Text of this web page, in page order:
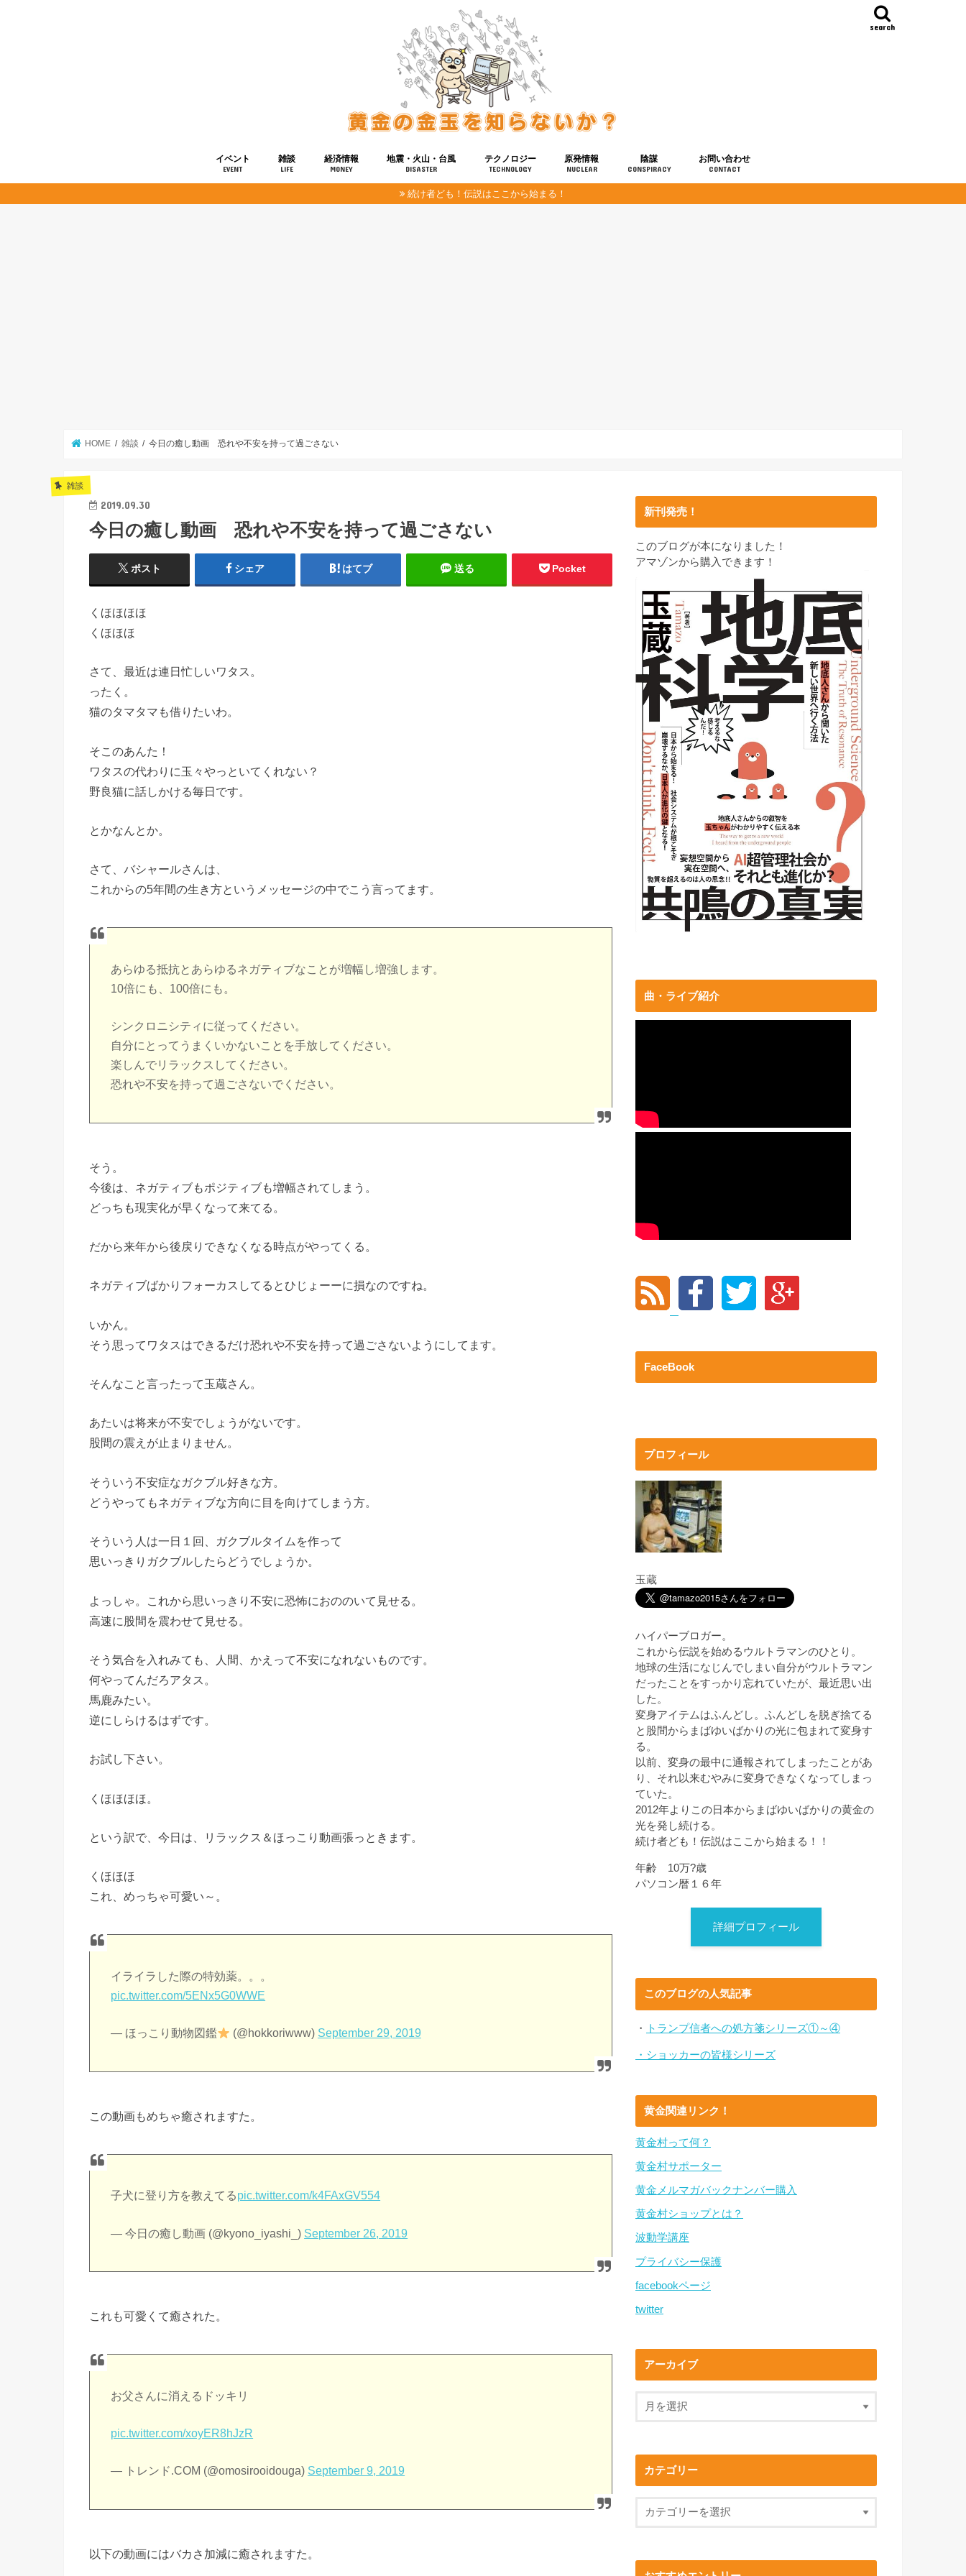
search
イベント
EVENT
雑談
LIFE
経済情報
MONEY
地震・火山・台風
DISASTER
テクノロジー
TECHNOLOGY
健康
宇宙
原発情報
NUCLEAR
陰謀
CONSPIRACY
お問い合わせ
CONTACT
続け者ども！伝説はここから始まる！
HOME 雑談 今日の癒し動画 恐れや不安を持って過ごさない
雑談
2019.09.30
今日の癒し動画 恐れや不安を持って過ごさない
ポスト シェア はてブ 送る Pocket
くほほほほ
くほほほ
さて、最近は連日忙しいワタス。
ったく。
猫のタマタマも借りたいわ。
そこのあんた！
ワタスの代わりに玉々やっといてくれない？
野良猫に話しかける毎日です。
とかなんとか。
さて、バシャールさんは、
これからの5年間の生き方というメッセージの中でこう言ってます。
あらゆる抵抗とあらゆるネガティブなことが増幅し増強します。
10倍にも、100倍にも。
シンクロニシティに従ってください。
自分にとってうまくいかないことを手放してください。
楽しんでリラックスしてください。
恐れや不安を持って過ごさないでください。
そう。
今後は、ネガティブもポジティブも増幅されてしまう。
どっちも現実化が早くなって来てる。
だから来年から後戻りできなくなる時点がやってくる。
ネガティブばかりフォーカスしてるとひじょーーに損なのですね。
いかん。
そう思ってワタスはできるだけ恐れや不安を持って過ごさないようにしてます。
そんなこと言ったって玉蔵さん。
あたいは将来が不安でしょうがないです。
股間の震えが止まりません。
そういう不安症なガクブル好きな方。
どうやってもネガティブな方向に目を向けてしまう方。
そういう人は一日１回、ガクブルタイムを作って
思いっきりガクブルしたらどうでしょうか。
よっしゃ。これから思いっきり不安に恐怖におののいて見せる。
高速に股間を震わせて見せる。
そう気合を入れみても、人間、かえって不安になれないものです。
何やってんだろアタス。
馬鹿みたい。
逆にしらけるはずです。
お試し下さい。
くほほほほ。
という訳で、今日は、リラックス＆ほっこり動画張っときます。
くほほほ
これ、めっちゃ可愛い～。
イライラした際の特効薬。。。
pic.twitter.com/5ENx5G0WWE
— ほっこり動物図鑑 (@hokkoriwww) September 29, 2019
この動画もめちゃ癒されますた。
子犬に登り方を教えてるpic.twitter.com/k4FAxGV554
— 今日の癒し動画 (@kyono_iyashi_) September 26, 2019
これも可愛くて癒された。
お父さんに消えるドッキリ
pic.twitter.com/xoyER8hJzR
— トレンド.COM (@omosirooidouga) September 9, 2019
以下の動画にはバカさ加減に癒されますた。
新刊発売！
このブログが本になりました！
アマゾンから購入できます！
曲・ライブ紹介
FaceBook
プロフィール
玉蔵
ハイパーブロガー。
これから伝説を始めるウルトラマンのひとり。
地球の生活になじんでしまい自分がウルトラマン
だったことをすっかり忘れていたが、最近思い出
した。
変身アイテムはふんどし。ふんどしを脱ぎ捨てる
と股間からまばゆいばかりの光に包まれて変身す
る。
以前、変身の最中に通報されてしまったことがあ
り、それ以来むやみに変身できなくなってしまっ
ていた。
2012年よりこの日本からまばゆいばかりの黄金の
光を発し続ける。
続け者ども！伝説はここから始まる！！
年齢 10万?歳
パソコン暦１６年
詳細プロフィール
このブログの人気記事
・ トランプ信者への処方箋シリーズ①～④
・ショッカーの皆様シリーズ
黄金関連リンク！
黄金村って何？
黄金村サポーター
黄金メルマガバックナンバー購入
黄金村ショップとは？
波動学講座
プライバシー保護
facebookページ
twitter
アーカイブ
カテゴリー